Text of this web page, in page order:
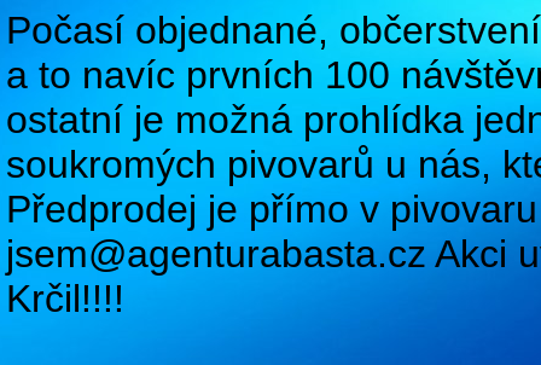
Počasí objednané,
a to navíc prvních 100
ostatní je možná prohlídka
soukromých pivovarů u nás,
Předprodej je přímo v
jsem@agenturabasta.cz Akci
Krčil!!!!